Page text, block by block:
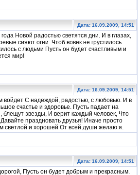
Дата: 16.09.2009, 14:51
Hовой радостью светятся дни. И в глазах,
сияют огни. Чтоб вовек не грустилось
с людьми Пусть он будет счастливым и
мир!
Дата: 16.09.2009, 14:51
войдет С надеждой, радостью, с любовью. И в
счастье и здоровье. Пусть падает на
блещут звезды, И верит каждый человек, Что
праздновать друзья! Иначе просто
светлой и хорошей От всей души желаю я.
Дата: 16.09.2009, 14:51
Пусть он будет добрым и прекрасным.